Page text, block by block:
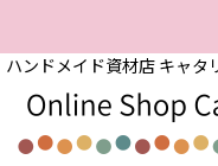
ハンドメイド資材店 キャタ